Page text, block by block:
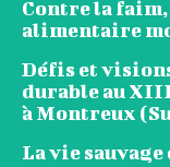
Contre la
alimentaire
Défis et
durable au
à Montreux
La vie